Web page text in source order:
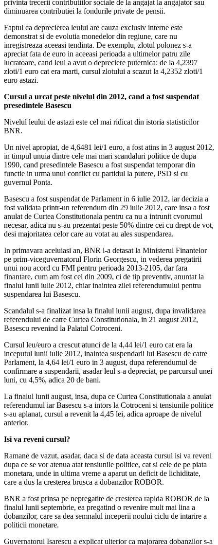
privinta trecerii contributiilor sociale de la angajat la angajator sau
diminuarea contributiei la fondurile private de pensii.
Faptul ca deprecierea leului are cauza exclusiv interne este
demonstrat si de evolutia monedelor din regiune, care nu
inregistreaza aceeasi tendinta. De exemplu, zlotul polonez s-a
apreciat fata de euro in aceeasi perioada a ultimelor patru zile
lucratoare, cand leul a avut o depreciere puternica: de la 4,2397
zloti/1 euro cat era marti, cursul zlotului a scazut la 4,2352 zloti/1
euro astazi.
Cursul a urcat peste nivelul din 2012, cand a fost suspendat
presedintele Basescu
Nivelul leului de astazi este cel mai ridicat din istoria statisticilor
BNR.
Un nivel apropiat, de 4,6481 lei/1 euro, a fost atins in 3 august 2012,
in timpul unuia dintre cele mai mari scandaluri politice de dupa
1990, cand presedintele Basescu a fost suspendat temporar din
functie in urma unui conflict cu partidul la putere, PSD si cu
guvernul Ponta.
Basescu a fost suspendat de Parlament in 6 iulie 2012, iar decizia a
fost validata printr-un referendum din 29 iulie 2012, care insa a fost
anulat de Curtea Constitutionala pentru ca nu a intrunit cvorumul
necesar, adica nu s-au prezentat peste 50% dintre cei cu drept de vot,
desi majoritatea celor care au votat au ales suspendarea.
In primavara aceluiasi an, BNR l-a detasat la Ministerul Finantelor
pe prim-viceguvernatorul Florin Georgescu, in vederea pregatirii
unui nou acord cu FMI pentru perioada 2013-2105, dar fara
finantare, cum am fost cel din 2009, ci de tip preventiv, anuntat la
finalul lunii iulie 2012, chiar inaintea zilei referendumului pentru
suspendarea lui Basescu.
Scandalul s-a finalizat insa la finalul lunii august, dupa invalidarea
referendului de catre Curtea Constitutionala, in 21 august 2012,
Basescu revenind la Palatul Cotroceni.
Cursul leu/euro a crescut atunci de la 4,44 lei/1 euro cat era la
inceputul lunii iulie 2012, inaintea suspendarii lui Basescu de catre
Parlament, la 4,64 lei/1 euro in 3 august, dupa referendumul de
confirmare a suspendarii, asadar leul s-a depreciat, pe parcursul unei
luni, cu 4,5%, adica 20 de bani.
La finalul lunii august, insa, dupa ce Curtea Constitutionala a anulat
referendumul iar Basescu s-a intors la Cotroceni si tensiunile politice
s-au aplanat, cursul a revenit la 4,45 lei, adica aproape de nivelul
anterior.
Isi va reveni cursul?
Ramane de vazut, asadar, daca si de data aceasta cursul isi va reveni
dupa ce se vor atenua atat tensiunile politice, cat si cele de pe piata
monetara, unde in ultima vreme a aparut un deficit de lichiditate,
care a dus la cresterea brusca a dobanzilor ROBOR.
BNR a fost prinsa pe nepregatite de cresterea rapida ROBOR de la
finalul lunii septembrie, ea pregatind o revenire mult mai lina a
dobanzilor, care sa dea semnalul inceperii noului ciclu de intarire a
politicii monetare.
Guvernatorul Isarescu a explicat ulterior ca majorarea dobanzilor s-a